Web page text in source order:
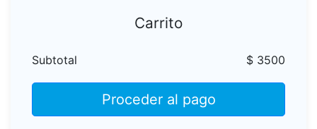
Carrito
Subtotal $ 3500
Proceder al pago